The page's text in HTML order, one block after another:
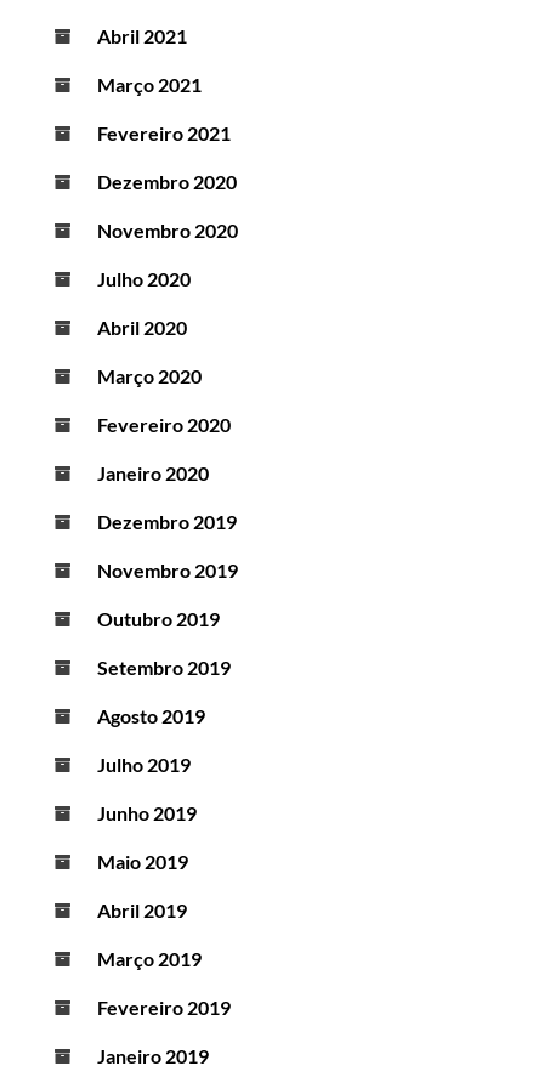
Abril 2021
Março 2021
Fevereiro 2021
Dezembro 2020
Novembro 2020
Julho 2020
Abril 2020
Março 2020
Fevereiro 2020
Janeiro 2020
Dezembro 2019
Novembro 2019
Outubro 2019
Setembro 2019
Agosto 2019
Julho 2019
Junho 2019
Maio 2019
Abril 2019
Março 2019
Fevereiro 2019
Janeiro 2019